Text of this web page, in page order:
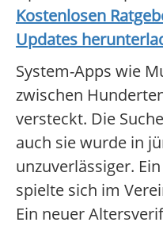
Kostenlosen
Updates
System-Apps wie
zwischen
versteckt. Die
auch sie wurde in
unzuverlässiger.
spielte sich im
Ein neuer